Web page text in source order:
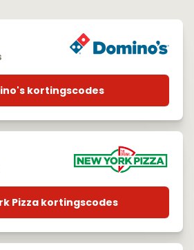
kortingscodes
Pizza kortingscodes